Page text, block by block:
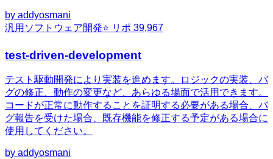
by addyosmani
汎用 ソフトウェア開発⭐ リポ 39,967
test-driven-development
テスト駆動開発により実装を進めます。ロジックの実装、バ
グの修正、動作の変更など、あらゆる場面で活用できます。
コードが正常に動作することを証明する必要がある場合、バ
グ報告を受けた場合、既存機能を修正する予定がある場合に
使用してください。
by addyosmani